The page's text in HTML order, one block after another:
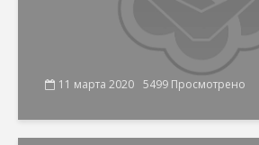
11 марта 2020 5499 Просмотрено